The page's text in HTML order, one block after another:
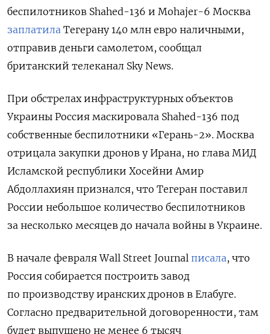
беспилотников Shahed-136 и Mohajer-6 Москва
заплатила Тегерану 140 млн евро наличными,
отправив деньги самолетом, сообщал
британский телеканал Sky News.
При обстрелах инфраструктурных объектов
Украины Россия маскировала Shahed-136 под
собственные беспилотники «Герань-2». Москва
отрицала закупки дронов у Ирана, но глава МИД
Исламской республики Хосейни Амир
Абдоллахиян признался, что Тегеран поставил
России небольшое количество беспилотников
за несколько месяцев до начала войны в Украине.
В начале февраля Wall Street Journal писала, что
Россия собирается построить завод
по производству иранских дронов в Елабуге.
Согласно предварительной договоренности, там
будет выпущено не менее 6 тысяч